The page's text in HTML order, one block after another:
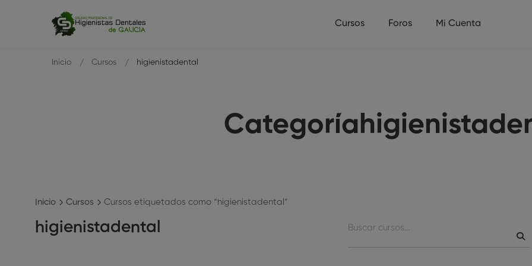
Cursos Foros Mi Cuenta
Inicio Cursos higienistadental
Inicio Cursos Cursos etiquetados como “higienistadental”
higienistadental